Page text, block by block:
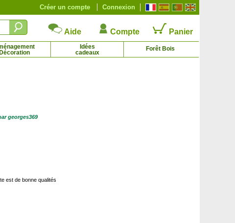
Connexion
Créer un compte
Aide Compte Panier
Décoration
Idées
cadeaux
Forêt Bois
georges369
est de bonne qualités